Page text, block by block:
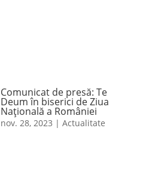
Comunicat de presă: Te
Deum în biserici de Ziua
Naţională a României
nov. 28, 2023 | Actualitate